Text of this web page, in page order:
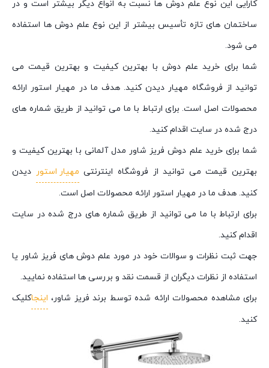
کارایی این نوع علم دوش ها نسبت به انواع دیگر بیشتر است و در
ساختمان های تازه تأسیس بیشتر از این نوع علم دوش ها استفاده
می شود.
شما برای خرید علم دوش با بهترین کیفیت و بهترین قیمت می
توانید از فروشگاه مهیار دیدن کنید. هدف ما در مهیار استور ارائه
محصولات اصل است. برای ارتباط با ما می توانید از طریق شماره های
درج شده در سایت اقدام کنید.
شما برای خرید علم دوش فریز شاور مدل آلمانی با بهترین کیفیت و
بهترین قیمت می توانید از فروشگاه اینترنتی مهیار استور دیدن
کنید. هدف ما در مهیار استور ارائه محصولات اصل است.
برای ارتباط با ما می توانید از طریق شماره های درج شده در سایت
اقدام کنید.
جهت ثبت نظرات و سوالات خود در مورد علم دوش های فریز شاور یا
استفاده از نظرات دیگران از قسمت نقد و بررسی ها استفاده نمایید.
برای مشاهده محصولات ارائه شده توسط برند فریز شاور، اینجاکلیک
کنید.